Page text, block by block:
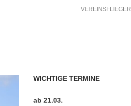
VEREINSFLIEGER
WICHTIGE TERMINE
ab 21.03.